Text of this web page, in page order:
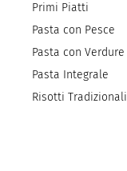
Primi Piatti
Pasta con Pesce
Pasta con Verdure
Pasta Integrale
Risotti Tradizionali